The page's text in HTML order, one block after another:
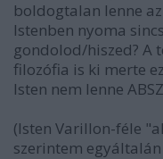
boldogtalan lenne
Istenben nyoma
gondolod/hiszed? A
filozófia is ki merte
Isten nem lenne
(Isten Varillon-féle
szerintem